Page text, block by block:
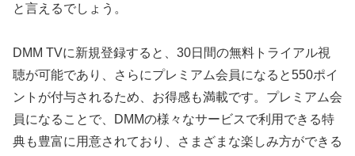
と言えるでしょう。
DMM TVに新規登録すると、30日間の無料トライアル視
聴が可能であり、さらにプレミアム会員になると550ポイ
ントが付与されるため、お得感も満載です。プレミアム会
員になることで、DMMの様々なサービスで利用できる特
典も豊富に用意されており、さまざまな楽しみ方ができる